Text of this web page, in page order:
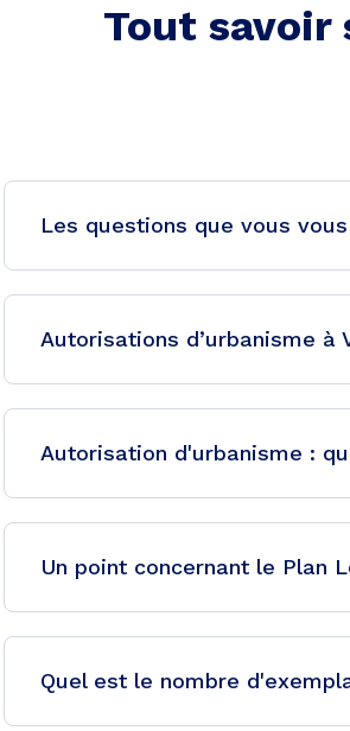
Tout savoir
Les questions que vous
Autorisations d’urbanisme
Autorisation d'urbanisme :
Un point concernant le Plan
Quel est le nombre